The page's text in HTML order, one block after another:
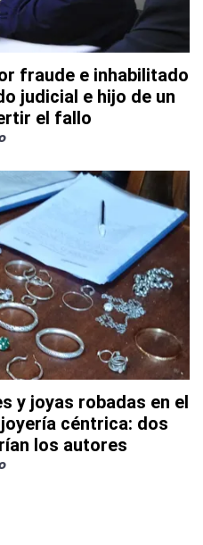
fraude e inhabilitado
judicial e hijo de un
el fallo
y joyas robadas en el
céntrica: dos
los autores